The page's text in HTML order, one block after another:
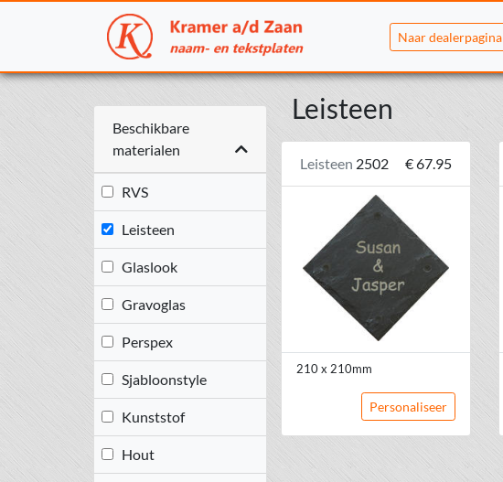
Naar dealerpagina
Beschikbare
materialen
RVS
Leisteen
Glaslook
Gravoglas
Perspex
Sjabloonstyle
Kunststof
Hout
Leisteen
Leisteen 2502 € 67.95
210 x 210mm
Personaliseer